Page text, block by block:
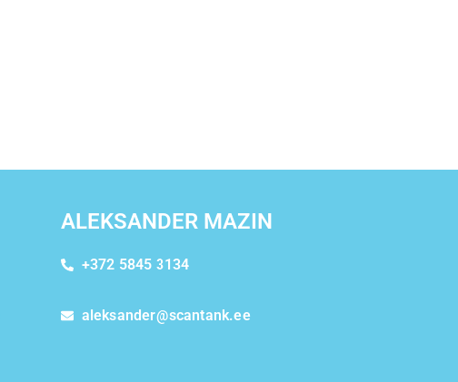
ALEKSANDER MAZIN
+372 5845 3134
aleksander@scantank.ee